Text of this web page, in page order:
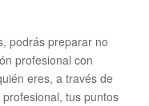
podrás preparar no
profesional con
eres, a través de
tus puntos